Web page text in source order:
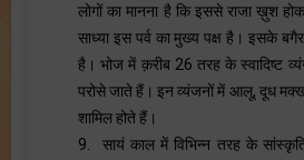
लोगों का मानना है कि इससे राजा ख़ुश
साध्या इस पर्व का मुख्य पक्ष है। इसके
है। भोज में क़रीब 26 तरह के स्वादिष्ट
परोसे जाते हैं। इन व्यंजनों में आलू, दूध
शामिल होते हैं।
9. सायं काल में विभिन्न तरह के